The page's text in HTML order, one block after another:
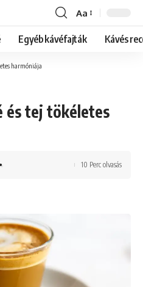
Font
Resizer
Aa
Egyéb kávéfajták Kávés
harmóniája
és tej tökéletes
10 Perc olvasás